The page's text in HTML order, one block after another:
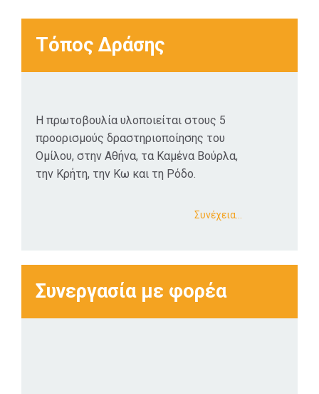
Τόπος Δράσης
Η πρωτοβουλία υλοποιείται στους 5
προορισμούς δραστηριοποίησης του
Ομίλου, στην Αθήνα, τα Καμένα Βούρλα,
την Κρήτη, την Κω και τη Ρόδο.
Συνέχεια…
Συνεργασία με φορέα